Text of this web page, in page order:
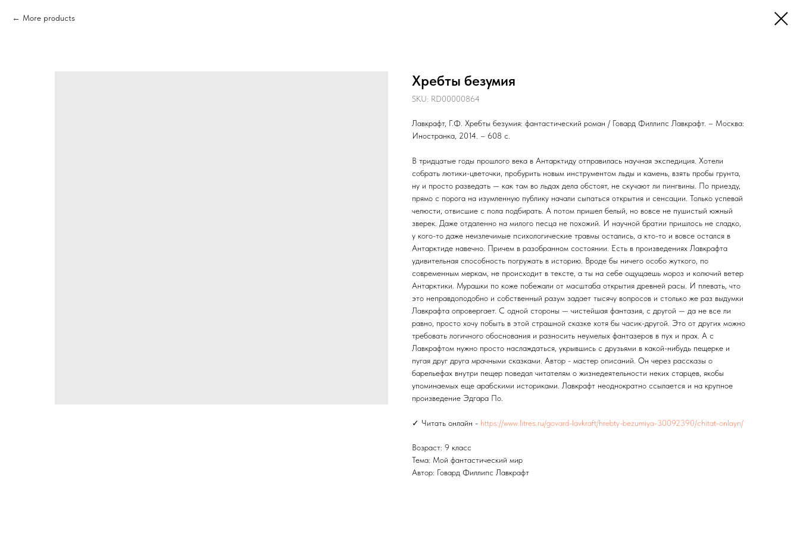
More products
Хребты безумия
SKU: RD00000864
Лавкрафт, Г.Ф. Хребты безумия: фантастический роман / Говард Филлипс Лавкрафт. – Москва:
Иностранка, 2014. – 608 с.
В тридцатые годы прошлого века в Антарктиду отправилась научная экспедиция. Хотели
собрать лютики-цветочки, пробурить новым инструментом льды и камень, взять пробы грунта,
ну и просто разведать — как там во льдах дела обстоят, не скучают ли пингвины. По приезду,
прямо с порога на изумленную публику начали сыпаться открытия и сенсации. Только успевай
челюсти, отвисшие с пола подбирать. А потом пришел белый, но вовсе не пушистый южный
зверек. Даже отдаленно на милого песца не похожий. И научной братии пришлось не сладко,
у кого-то даже неизлечимые психологические травмы остались, а кто-то и вовсе остался в
Антарктиде навечно. Причем в разобранном состоянии. Есть в произведениях Лавкрафта
удивительная способность погружать в историю. Вроде бы ничего особо жуткого, по
современным меркам, не происходит в тексте, а ты на себе ощущаешь мороз и колючий ветер
Антарктики. Мурашки по коже побежали от масштаба открытия древней расы. И плевать, что
это неправдоподобно и собственный разум задает тысячу вопросов и столько же раз выдумки
Лавкрафта опровергает. С одной стороны — чистейшая фантазия, с другой — да не все ли
равно, просто хочу побыть в этой страшной сказке хотя бы часик-другой. Это от других можно
требовать логичного обоснования и разносить неумелых фантазеров в пух и прах. А с
Лавкрафтом нужно просто наслаждаться, укрывшись с друзьями в какой-нибудь пещерке и
пугая друг друга мрачными сказками. Автор - мастер описаний. Он через рассказы о
барельефах внутри пещер поведал читателям о жизнедеятельности неких старцев, якобы
упоминаемых еще арабскими историками. Лавкрафт неоднократно ссылается и на крупное
произведение Эдгара По.
✓ Читать онлайн - https://www.litres.ru/govard-lavkraft/hrebty-bezumiya-30092390/chitat-onlayn/
Возраст: 9 класс
Тема: Мой фантастический мир
Автор: Говард Филлипс Лавкрафт